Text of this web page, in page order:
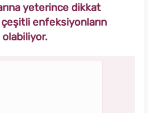
yeterince dikkat
enfeksiyonların
olabiliyor.